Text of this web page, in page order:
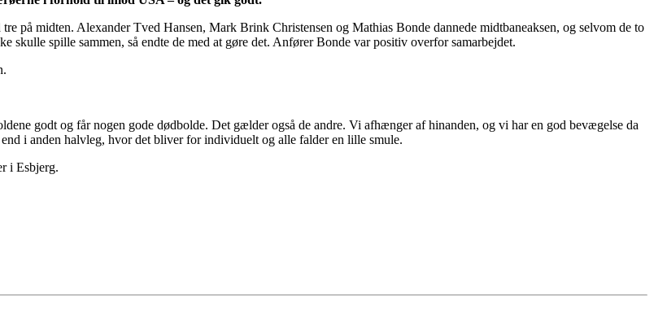
på midten. Alexander Tved Hansen, Mark Brink Christensen og Mathias Bonde dannede midtbaneaksen, og selvom de to
skulle spille sammen, så endte de med at gøre det. Anfører Bonde var positiv overfor samarbejdet.
godt og får nogen gode dødbolde. Det gælder også de andre. Vi afhænger af hinanden, og vi har en god bevægelse da
i anden halvleg, hvor det bliver for individuelt og alle falder en lille smule.
i Esbjerg.